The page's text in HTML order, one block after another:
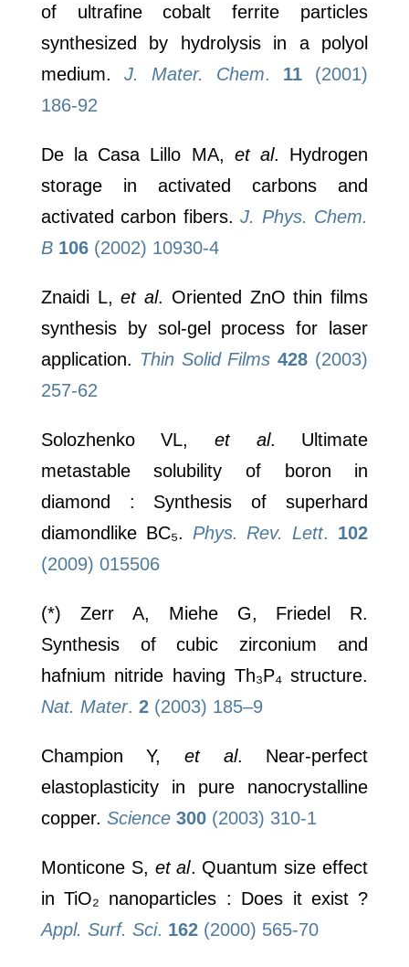
of ultrafine cobalt ferrite particles
synthesized by hydrolysis in a polyol
medium. J. Mater. Chem. 11 (2001)
186-92
De la Casa Lillo MA, et al. Hydrogen
storage in activated carbons and
activated carbon fibers.J. Phys. Chem.
B 106(2002) 10930-4
Znaidi L,et al. Oriented ZnO thin films
synthesis by sol-gel process for laser
application. Thin Solid Films 428 (2003)
257-62
Solozhenko VL, et al. Ultimate
metastable solubility of boron in
diamond : Synthesis of superhard
diamondlike BC₅. Phys. Rev. Lett. 102
(2009) 015506
(*) Zerr A, Miehe G, Friedel R.
Synthesis of cubic zirconium and
hafnium nitride having Th₃P₄ structure.
Nat. Mater. 2(2003) 185–9
Champion Y, et al. Near-perfect
elastoplasticity in pure nanocrystalline
copper. Science 300(2003) 310-1
Monticone S, et al. Quantum size effect
in TiO₂ nanoparticles : Does it exist ?
Appl. Surf. Sci. 162(2000) 565-70